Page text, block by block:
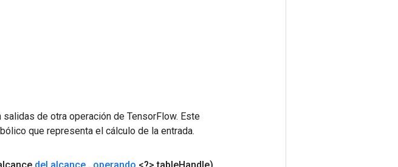
de otra operación de TensorFlow. Este
que representa el cálculo de la entrada.